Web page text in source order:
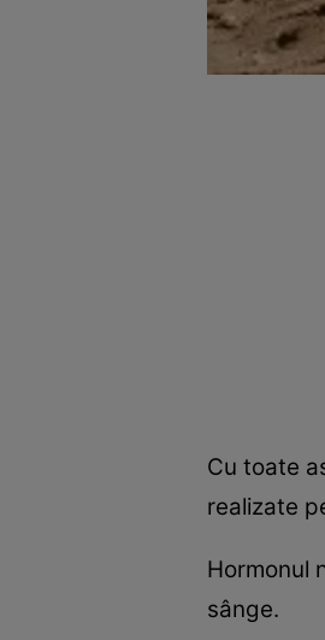
Cu toate
realizate
Hormonul
sânge.